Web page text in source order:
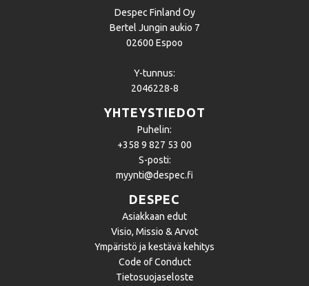
Despec Finland Oy
Bertel Jungin aukio 7
02600 Espoo
Y-tunnus:
2046228-8
YHTEYSTIEDOT
Puhelin:
+358 9 827 53 00
S-posti:
myynti@despec.fi
DESPEC
Asiakkaan edut
Visio, Missio & Arvot
Ympäristö ja kestävä kehitys
Code of Conduct
Tietosuojaseloste